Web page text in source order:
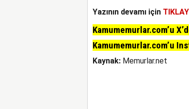
Yazının devamı için
Kamumemurlar.com’u
Kamumemurlar.com’u
Kaynak:Memurlar.net